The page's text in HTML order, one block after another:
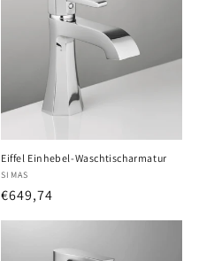
Eiffel Einhebel-Waschtischarmatur
Anbieter:
SIMAS
Normaler
€649,74